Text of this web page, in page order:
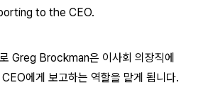
to the CEO.
Greg Brockman은 이사회 의장직에
에게 보고하는 역할을 맡게 됩니다.